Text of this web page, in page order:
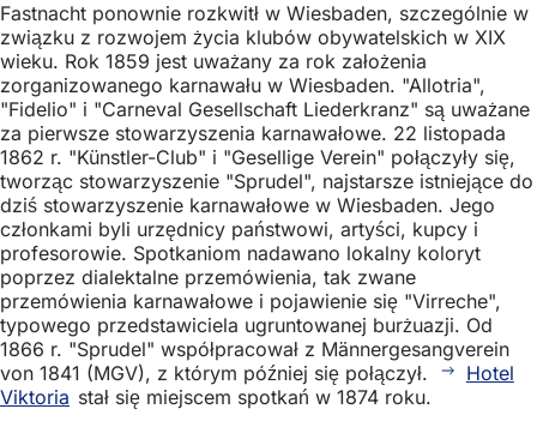
Fastnacht ponownie rozkwitł w Wiesbaden, szczególnie w
związku z rozwojem życia klubów obywatelskich w XIX
wieku. Rok 1859 jest uważany za rok założenia
zorganizowanego karnawału w Wiesbaden. "Allotria",
"Fidelio" i "Carneval Gesellschaft Liederkranz" są uważane
za pierwsze stowarzyszenia karnawałowe. 22 listopada
1862 r. "Künstler-Club" i "Gesellige Verein" połączyły się,
tworząc stowarzyszenie "Sprudel", najstarsze istniejące do
dziś stowarzyszenie karnawałowe w Wiesbaden. Jego
członkami byli urzędnicy państwowi, artyści, kupcy i
profesorowie. Spotkaniom nadawano lokalny koloryt
poprzez dialektalne przemówienia, tak zwane
przemówienia karnawałowe i pojawienie się "Virreche",
typowego przedstawiciela ugruntowanej burżuazji. Od
1866 r. "Sprudel" współpracował z Männergesangverein
von 1841 (MGV), z którym później się połączył.
Hotel
Viktoria stał się miejscem spotkań w 1874 roku.